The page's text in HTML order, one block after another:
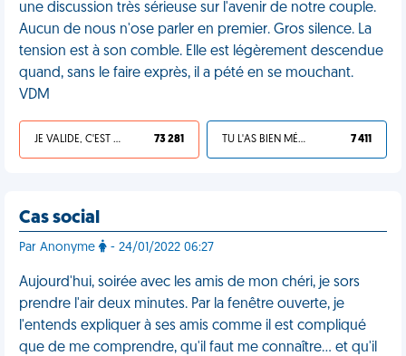
une discussion très sérieuse sur l'avenir de notre couple.
Aucun de nous n'ose parler en premier. Gros silence. La
tension est à son comble. Elle est légèrement descendue
quand, sans le faire exprès, il a pété en se mouchant.
VDM
JE VALIDE, C'EST UNE VDM 73 281 TU L'AS BIEN MÉRITÉ 7 411
Cas social
Par Anonyme - 24/01/2022 06:27
Aujourd'hui, soirée avec les amis de mon chéri, je sors
prendre l'air deux minutes. Par la fenêtre ouverte, je
l'entends expliquer à ses amis comme il est compliqué
que de me comprendre, qu'il faut me connaître… et qu'il